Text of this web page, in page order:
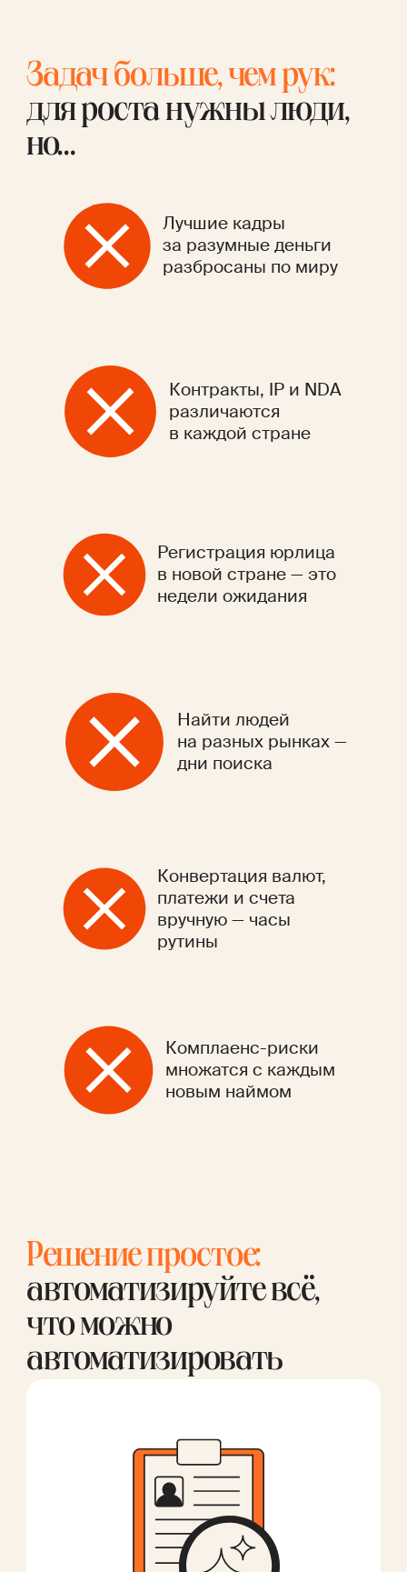
Задач больше, чем рук:
для роста нужны люди,
но…
Лучшие кадры
за разумные деньги
разбросаны по миру
Контракты, IP и NDA
различаются
в каждой стране
Регистрация юрлица
в новой стране — это
недели ожидания
Найти людей
на разных рынках —
дни поиска
Конвертация валют,
платежи и счета
вручную — часы
рутины
Комплаенс-риски
множатся с каждым
новым наймом
Решение простое:
автоматизируйте всё,
что можно
автоматизировать